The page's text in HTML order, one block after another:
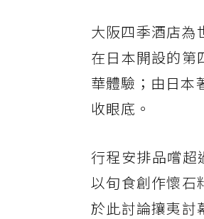
大阪四季酒店為
在日本開設的第
華體驗；由日本
收眼底。
行程安排品嚐超
以旬食創作懷石
於此討論攘夷討